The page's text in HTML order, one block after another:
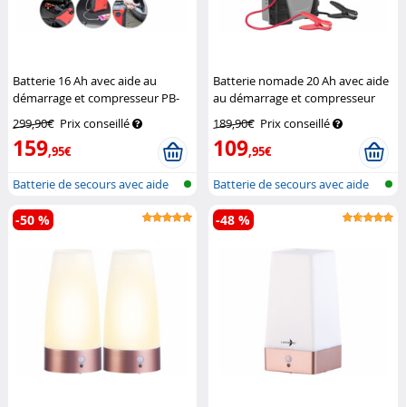
Batterie 16 Ah avec aide au
démarrage et compresseur PB-
299,90€ Prix conseillé
159,95€
Batterie de secours avec aide
au dé...
Batterie nomade 20 Ah avec aide
au démarrage et compresseur
Revolt
189,90€ Prix conseillé
109,95€
Batterie de secours avec aide
au dé...
-50 % -48 %